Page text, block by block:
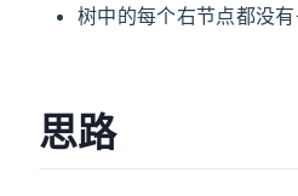
树中的每个右节点都没
思路